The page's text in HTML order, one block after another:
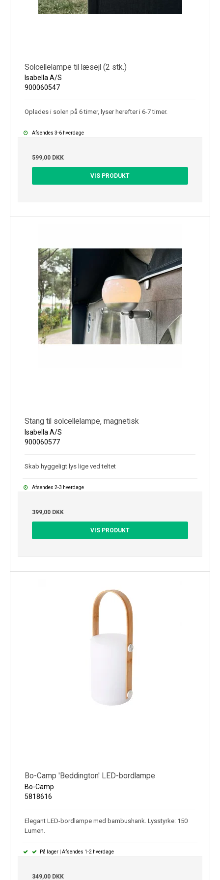
Solcellelampe til læsejl (2 stk.)
Isabella A/S
900060547
Oplades i solen på 6 timer, lyser herefter i 6-7 timer.
Afsendes 3-6 hverdage
599,00 DKK
VIS PRODUKT
Stang til solcellelampe, magnetisk
Isabella A/S
900060577
Skab hyggeligt lys lige ved teltet
Afsendes 2-3 hverdage
399,00 DKK
VIS PRODUKT
Bo-Camp 'Beddington' LED-bordlampe
Bo-Camp
5818616
Elegant LED-bordlampe med bambushank. Lysstyrke: 150
Lumen.
På lager | Afsendes 1-2 hverdage
349,00 DKK